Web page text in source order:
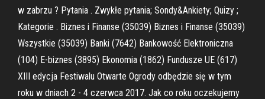
w zabrzu ? Pytania . Zwykłe pytania; Sondy&Ankiety; Quizy ;
Kategorie . Biznes i Finanse (35039) Biznes i Finanse (35039)
Wszystkie (35039) Banki (7642) Bankowość Elektroniczna
(104) E-biznes (3895) Ekonomia (1862) Fundusze UE (617)
XIII edycja Festiwalu Otwarte Ogrody odbędzie się w tym
roku w dniach 2 - 4 czerwca 2017. Jak co roku oczekujemy